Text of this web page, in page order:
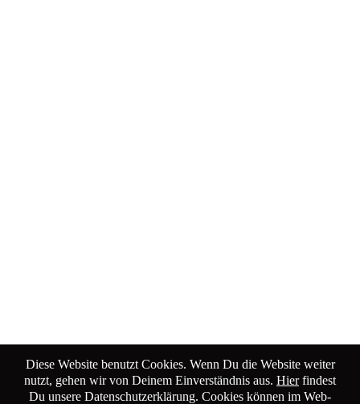
Diese Website benutzt Cookies. Wenn Du die Website weiter
nutzt, gehen wir von Deinem Einverständnis aus. Hierfindest
Du unsere Datenschutzerklärung. Cookies können im Web-